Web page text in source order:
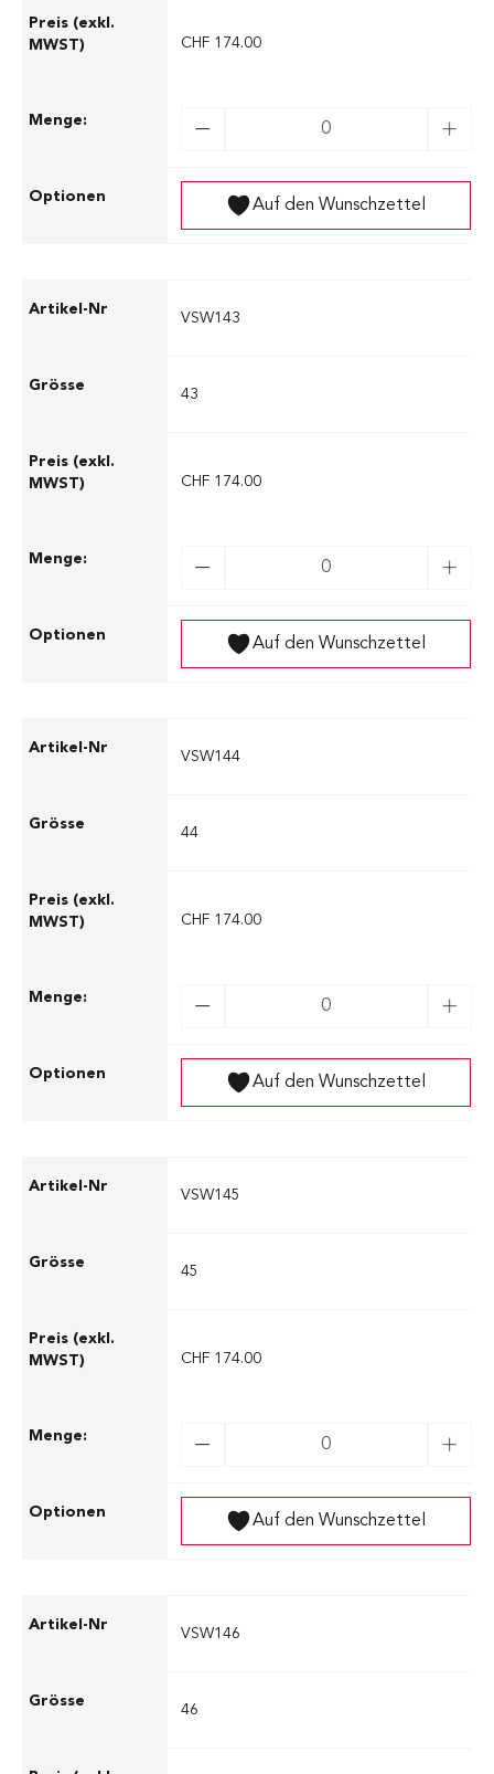
CHF 174.00
Auf den Wunschzettel
VSW143
43
CHF 174.00
Auf den Wunschzettel
VSW144
44
CHF 174.00
Auf den Wunschzettel
VSW145
45
CHF 174.00
Auf den Wunschzettel
VSW146
46